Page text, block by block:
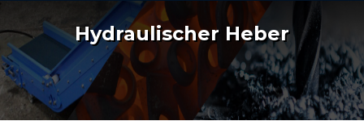
Hydraulischer Heber